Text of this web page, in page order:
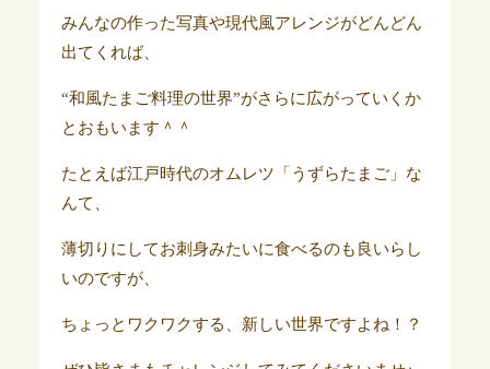
みんなの作った写真や現代風アレンジがどんどん
出てくれば、
“和風たまご料理の世界”がさらに広がっていくか
とおもいます＾＾
たとえば江戸時代のオムレツ「うずらたまご」な
んて、
薄切りにしてお刺身みたいに食べるのも良いらし
いのですが、
ちょっとワクワクする、新しい世界ですよね！？